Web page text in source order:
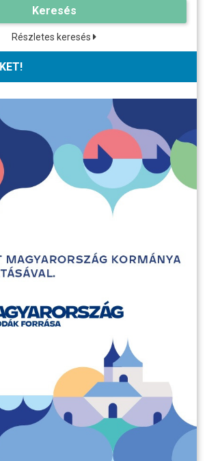
Keresés
Részletes keresés